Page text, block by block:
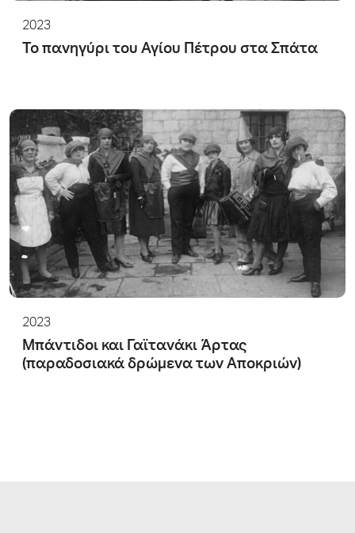
2023
Το πανηγύρι του Αγίου Πέτρου στα Σπάτα
2023
Μπάντιδοι και Γαϊτανάκι Άρτας
(παραδοσιακά δρώμενα των Αποκριών)